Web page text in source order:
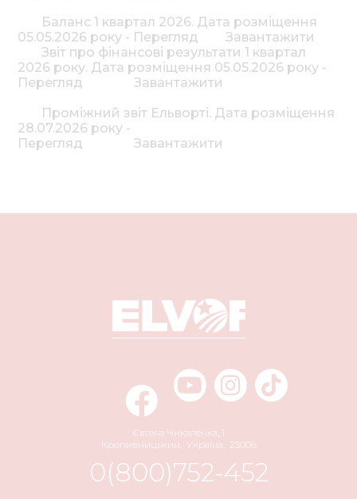
Баланс 1 квартал 2026. Дата розміщення
05.05.2026 року - Перегляд
Завантажити
Звіт про фінансові результати 1 квартал
2026 року. Дата розміщення 05.05.2026 року -
Перегляд
Завантажити
Проміжний звіт Ельворті. Дата розміщення
28.07.2026 року -
Перегляд
Завантажити
Євгена Чикаленка, 1
Кропивницький
Україна 25006
0(800)752-452